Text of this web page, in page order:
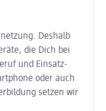
Deshalb
die Dich bei
und Einsatz­
oder auch
setzen wir